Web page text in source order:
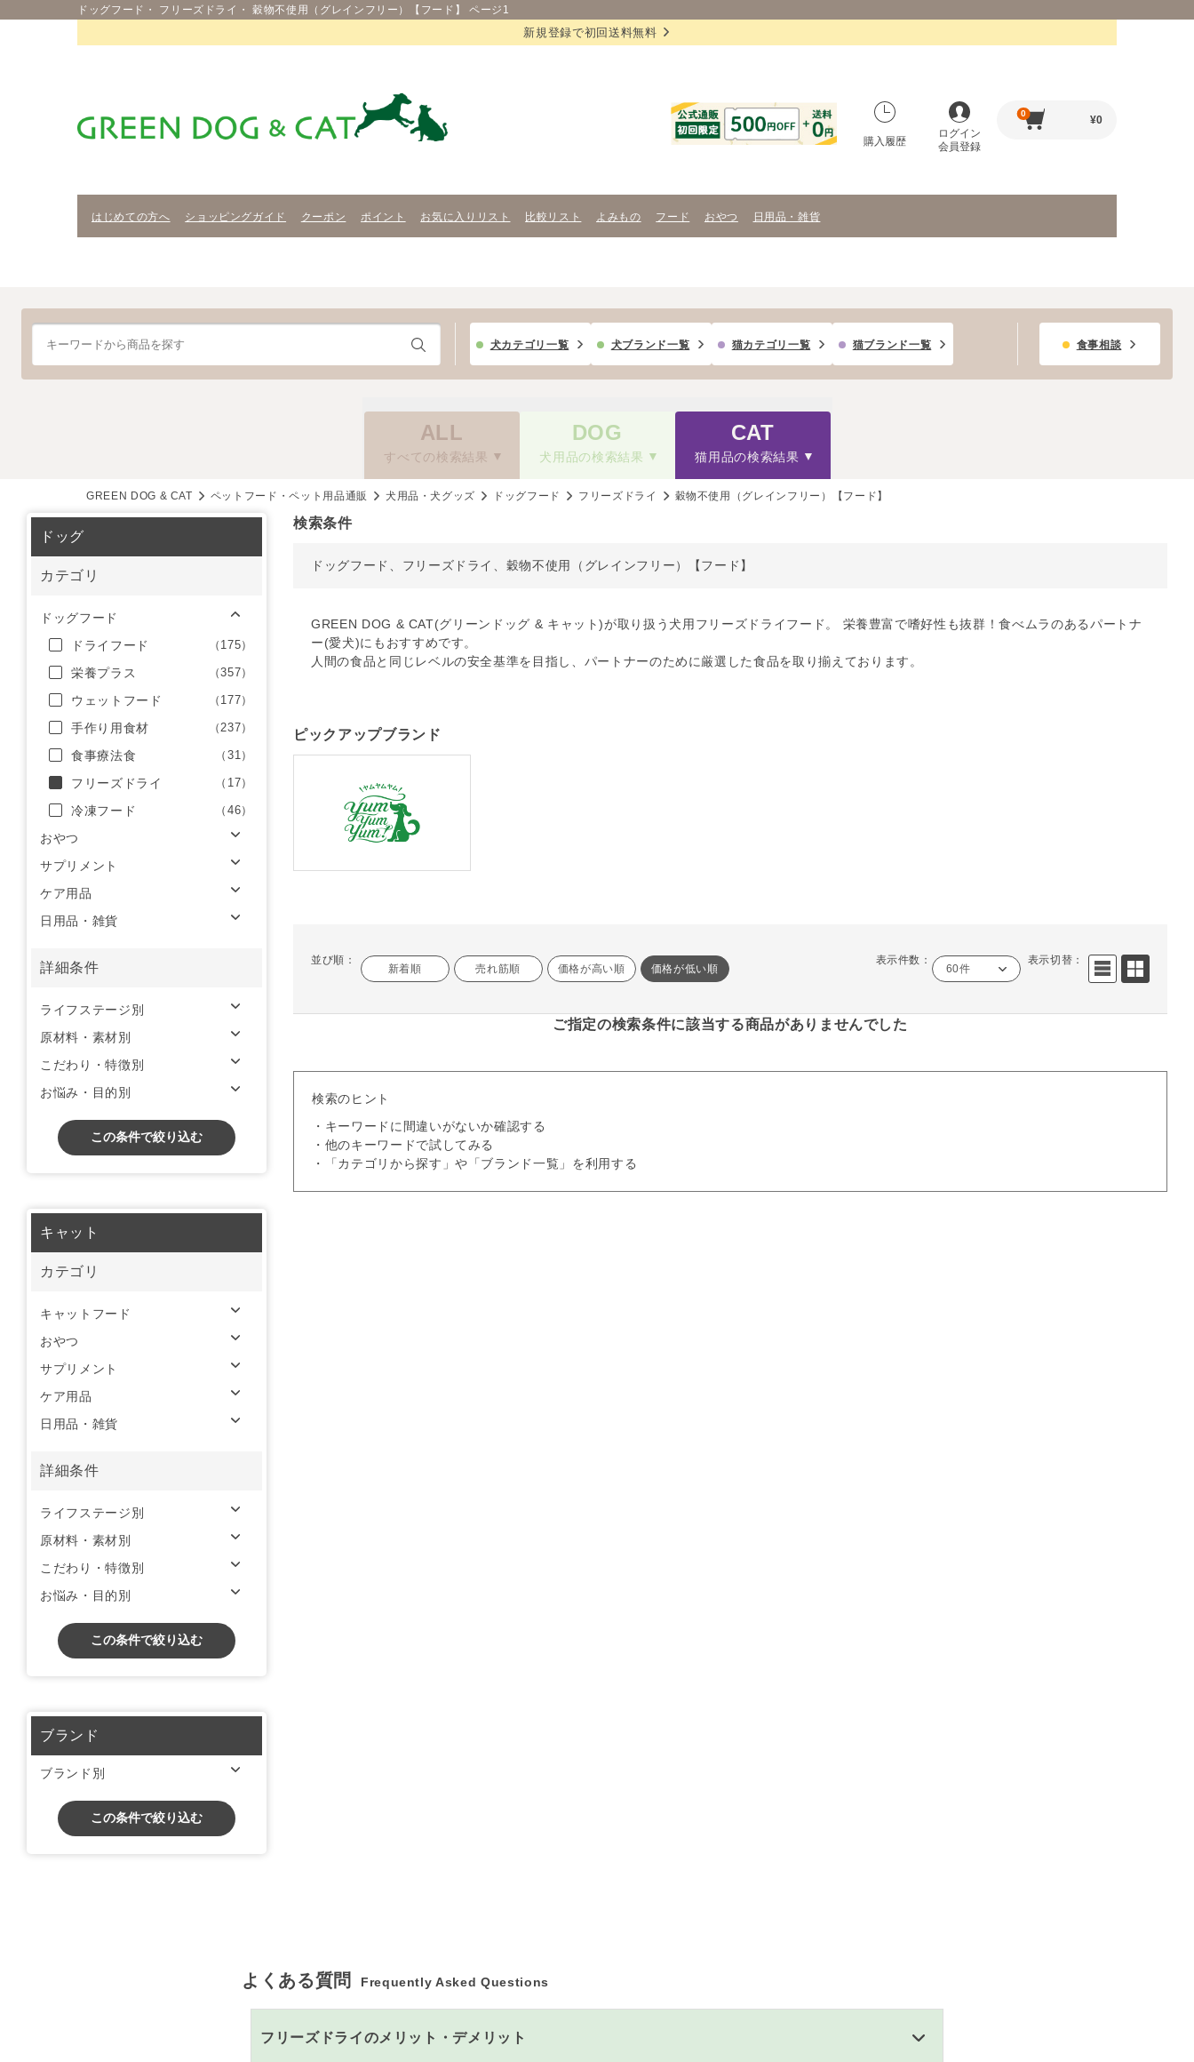
ドッグフード・ フリーズドライ・ 穀物不使用（グレインフリー）【フード】 ページ1
新規登録で初回送料無料
購入履歴
ログイン
会員登録
0
¥0
はじめての方へ ショッピングガイド クーポン ポイント お気に入りリスト 比較リスト よみもの フード おやつ 日用品・雑貨
犬カテゴリ一覧 犬ブランド一覧 猫カテゴリ一覧 猫ブランド一覧 食事相談
ALL
すべての検索結果
DOG
犬用品の検索結果
CAT
猫用品の検索結果
GREEN DOG & CAT ペットフード・ペット用品通販 犬用品・犬グッズ ドッグフード フリーズドライ 穀物不使用（グレインフリー）【フード】
検索条件
ドッグフード、フリーズドライ、穀物不使用（グレインフリー）【フード】
GREEN DOG & CAT(グリーンドッグ & キャット)が取り扱う犬用フリーズドライフード。 栄養豊富で嗜好性も抜群！食べムラのあるパートナ
ー(愛犬)にもおすすめです。
人間の食品と同じレベルの安全基準を目指し、パートナーのために厳選した食品を取り揃えております。
ピックアップブランド
並び順：
新着順 売れ筋順 価格が高い順 価格が低い順
表示件数：
60件
表示切替：
ご指定の検索条件に該当する商品がありませんでした
検索のヒント
・キーワードに間違いがないか確認する
・他のキーワードで試してみる
・「カテゴリから探す」や「ブランド一覧」を利用する
ドッグ
カテゴリ
ドッグフード
ドライフード
（175）
栄養プラス （357）
ウェットフード （177）
手作り用食材 （237）
食事療法食 （31）
フリーズドライ （17）
冷凍フード （46）
おやつ
サプリメント
ケア用品
日用品・雑貨
詳細条件
ライフステージ別
原材料・素材別
こだわり・特徴別
お悩み・目的別
この条件で絞り込む
キャット
カテゴリ
キャットフード
おやつ
サプリメント
ケア用品
日用品・雑貨
詳細条件
ライフステージ別
原材料・素材別
こだわり・特徴別
お悩み・目的別
この条件で絞り込む
ブランド
ブランド別
この条件で絞り込む
よくある質問 Frequently Asked Questions
フリーズドライのメリット・デメリット